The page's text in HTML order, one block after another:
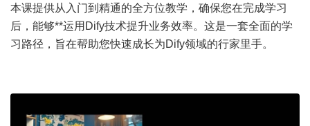
本课提供从入门到精通的全方位教学，确保您在完成学习
后，能够**运用Dify技术提升业务效率。这是一套全面的学
习路径，旨在帮助您快速成长为Dify领域的行家里手。